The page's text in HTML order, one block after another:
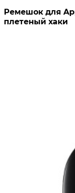
Ремешок для
плетеный хаки